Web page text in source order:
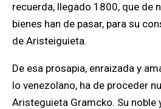
recuerda, llegado 1800, que de
bienes han de pasar, para su
de Aristeiguieta.
De esa prosapia, enraizada y amante sin hipotecas a
lo venezolano, ha de proceder
Aristeguieta Gramcko. Su